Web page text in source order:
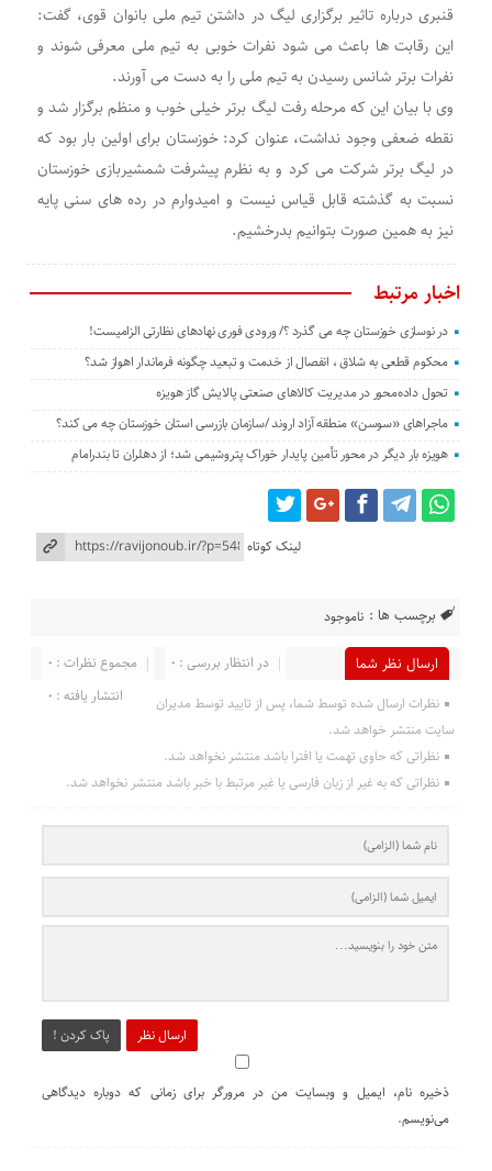
قنبری درباره تاثیر برگزاری لیگ در داشتن تیم ملی بانوان قوی، گفت:
این رقابت ها باعث می شود نفرات خوبی به تیم ملی معرفی شوند و
نفرات برتر شانس رسیدن به تیم ملی را به دست می آورند.
وی با بیان این که مرحله رفت لیگ برتر خیلی خوب و منظم برگزار شد و
نقطه ضعفی وجود نداشت، عنوان کرد: خوزستان برای اولین بار بود که
در لیگ برتر شرکت می کرد و به نظرم پیشرفت شمشیربازی خوزستان
نسبت به گذشته قابل قیاس نیست و امیدوارم در رده های سنی پایه
نیز به همین صورت بتوانیم بدرخشیم.
اخبار مرتبط
در نوسازی خوزستان چه می گذرد ؟/ ورودی فوری نهادهای نظارتی الزامیست!
محکوم قطعی به شلاق ، انفصال از خدمت و تبعید چگونه فرماندار اهواز شد؟
تحول داده‌محور در مدیریت کالاهای صنعتی پالایش گاز هویزه
ماجراهای «سوسن» منطقه آزاد اروند /سازمان بازرسی استان خوزستان چه می کند؟
هویزه بار دیگر در محور تأمین پایدار خوراک پتروشیمی شد؛ از دهلران تا بندرامام
لینک کوتاه
برچسب ها : ناموجود
ارسال نظر شما مجموع نظرات : 0
در انتظار بررسی : 0
انتشار یافته : 0
نظرات ارسال شده توسط شما، پس از تایید توسط مدیران
سایت منتشر خواهد شد.
نظراتی که حاوی تهمت یا افترا باشد منتشر نخواهد شد.
نظراتی که به غیر از زبان فارسی یا غیر مرتبط با خبر باشد منتشر نخواهد شد.
ارسال نظر پاک کردن !
ذخیره نام، ایمیل و وبسایت من در مرورگر برای زمانی که دوباره دیدگاهی
می‌نویسم.